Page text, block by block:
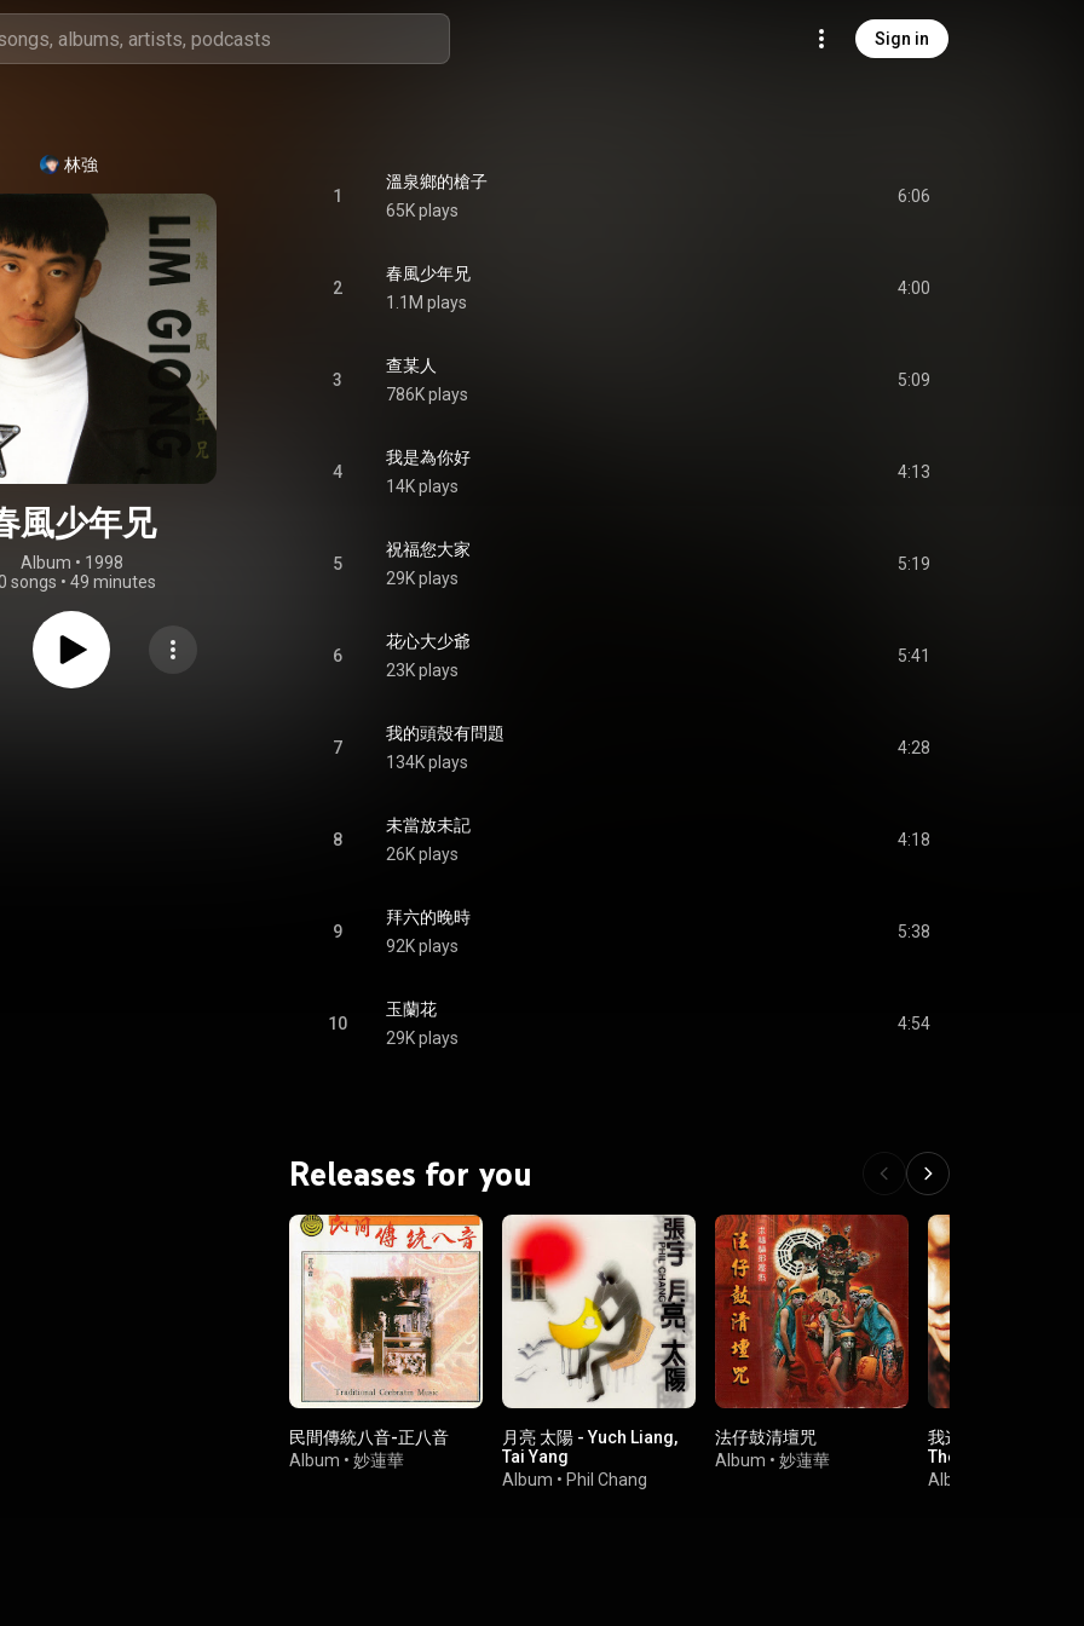
Sign in
林強
風少年兄
Album • 1998
songs • 49 minutes
1
溫泉鄉的槍子
65K plays
6:06
2
春風少年兄
1.1M plays
4:00
3
查某人
786K plays
5:09
4
我是為你好
14K plays
4:13
5
祝福您大家
29K plays
5:19
6
花心大少爺
23K plays
5:41
7
我的頭殼有問題
134K plays
4:28
8
未當放未記
26K plays
4:18
9
拜六的晚時
92K plays
5:38
10
玉蘭花
29K plays
4:54
Releases for you
民間傳統八音-正八音
Album • 妙蓮華
月亮 太陽 - Yuch Liang,
Tai Yang
Album • Phil Chang
法仔鼓清壇咒
Album • 妙蓮華
我这个你不爱的人 -
The One You Don't
Album